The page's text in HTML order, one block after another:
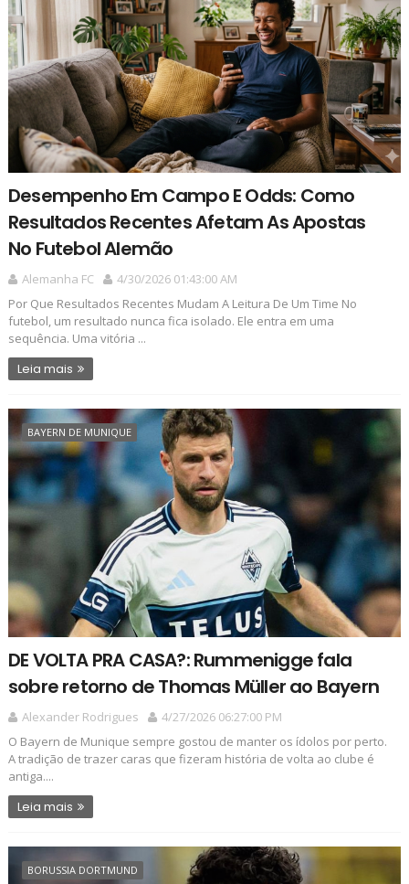
Desempenho Em Campo E Odds: Como
Resultados Recentes Afetam As Apostas
No Futebol Alemão
Alemanha FC
4/30/2026 01:43:00 AM
Por Que Resultados Recentes Mudam A Leitura De Um Time No
futebol, um resultado nunca fica isolado. Ele entra em uma
sequência. Uma vitória ...
Leia mais
BAYERN DE MUNIQUE
DE VOLTA PRA CASA?: Rummenigge fala
sobre retorno de Thomas Müller ao Bayern
Alexander Rodrigues
4/27/2026 06:27:00 PM
O Bayern de Munique sempre gostou de manter os ídolos por perto.
A tradição de trazer caras que fizeram história de volta ao clube é
antiga....
Leia mais
BORUSSIA DORTMUND